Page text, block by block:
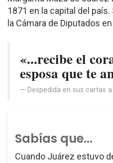
1871 en la capital del
la Cámara de Diputados
«...recibe el
esposa que te
Despedida en sus cartas
Sabías que...
Cuando Juárez estuvo